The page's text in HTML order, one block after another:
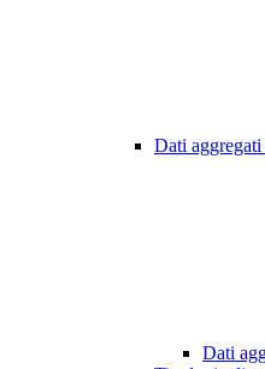
Dati
Dati